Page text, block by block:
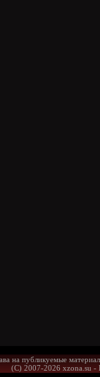
на публикуемые
(С) 2007-2026 xzona.su -